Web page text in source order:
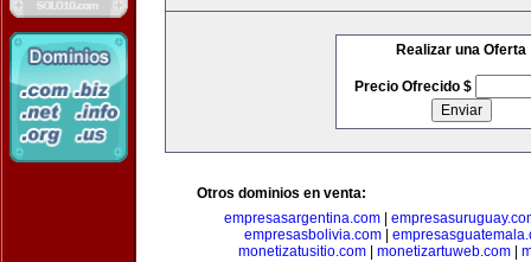
Realizar una Oferta
Precio Ofrecido $
Otros dominios en venta:
empresasargentina.com|
empresasbolivia.com
monetizatusitio.com
monetizartuweb.com